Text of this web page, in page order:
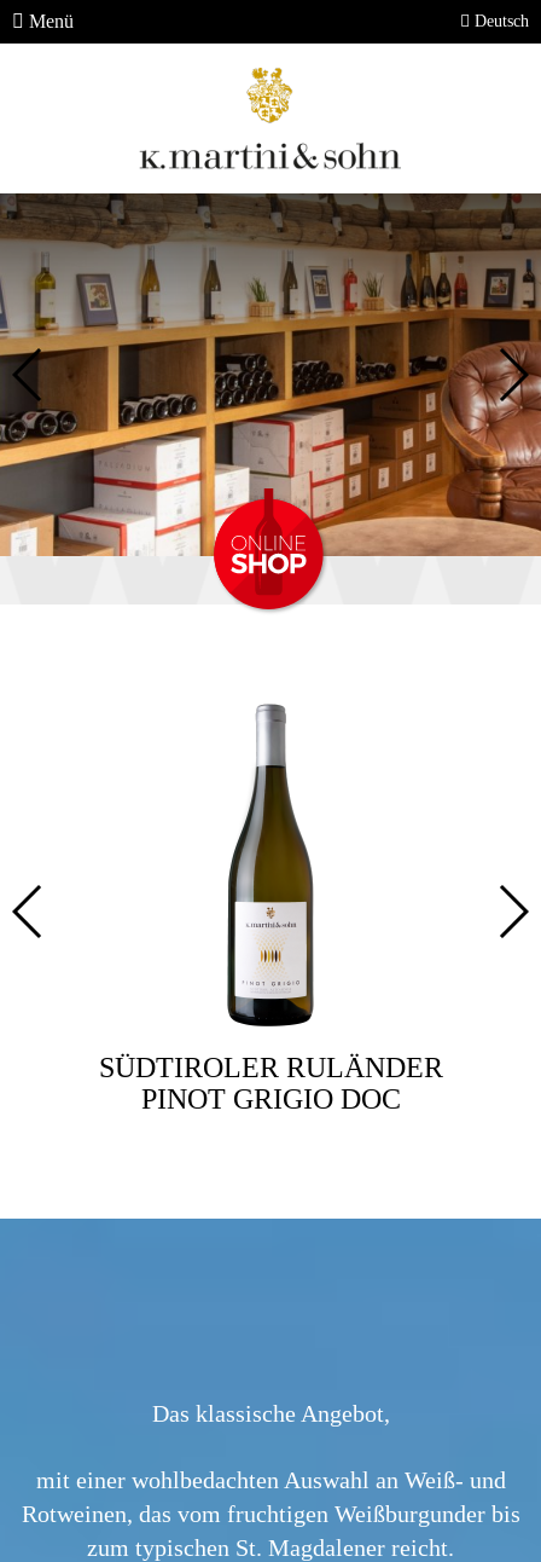
Menü Deutsch
SÜDTIROLER RULÄNDER
PINOT GRIGIO DOC
Das klassische Angebot,
mit einer wohlbedachten Auswahl an Weiß- und
Rotweinen, das vom fruchtigen Weißburgunder bis
zum typischen St. Magdalener reicht.